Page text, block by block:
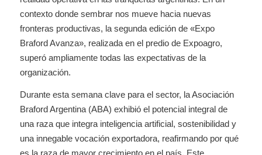
contexto donde sembrar nos mueve hacia nuevas
fronteras productivas, la segunda edición de «Expo
Braford Avanza», realizada en el predio de Expoagro,
superó ampliamente todas las expectativas de la
organización.
Durante esta semana clave para el sector, la Asociación
Braford Argentina (ABA) exhibió el potencial integral de
una raza que integra inteligencia artificial, sostenibilidad y
una innegable vocación exportadora, reafirmando por qué
es la raza de mayor crecimiento en el país. Este